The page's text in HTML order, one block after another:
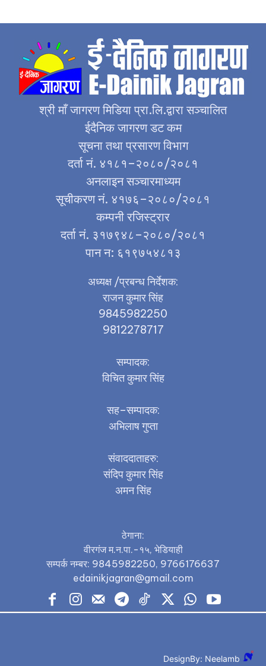
श्री माँ जागरण मिडिया प्रा.लि.द्वारा सञ्चालित
ईदैनिक जागरण डट कम
सूचना तथा प्रसारण विभाग
दर्ता नं. ४१८१–२०८०/२०८१
अनलाइन सञ्चारमाध्यम
सूचीकरण नं. ४१७६–२०८०/२०८१
कम्पनी रजिस्ट्रार
दर्ता नं. ३१७९४८–२०८०/२०८१
पान न: ६१९७५४८१३
अध्यक्ष /प्रबन्ध निर्देशक:
राजन कुमार सिंह
9845982250
9812278717
सम्पादक:
विचित कुमार सिंह
सह–सम्पादक:
अभिलाष गुप्ता
संवाददाताहरु:
संदिप कुमार सिंह
अमन सिंह
ठेगाना:
वीरगंज म.न.पा.-१५, भेडियाही
सम्पर्क नम्बर: 9845982250, 9766176637
edainikjagran@gmail.com
DesignBy: Neelamb